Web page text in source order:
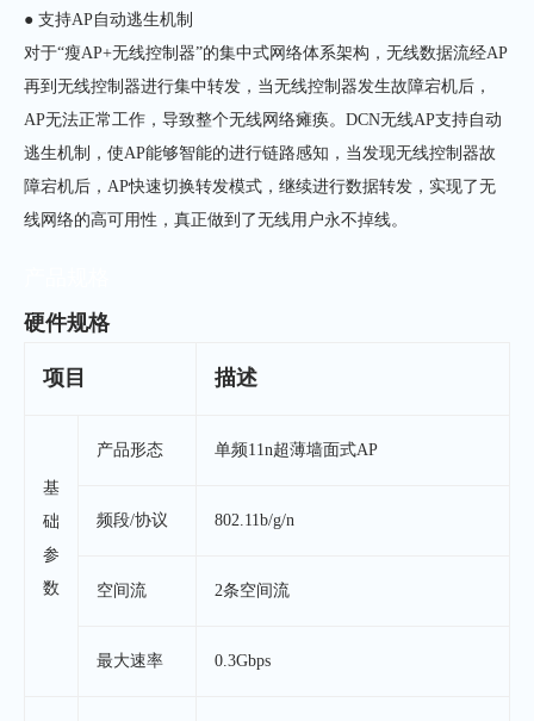
● 支持AP自动逃生机制
对于“瘦AP+无线控制器”的集中式网络体系架构，无线数据流经AP
再到无线控制器进行集中转发，当无线控制器发生故障宕机后，
AP无法正常工作，导致整个无线网络瘫痪。DCN无线AP支持自动
逃生机制，使AP能够智能的进行链路感知，当发现无线控制器故
障宕机后，AP快速切换转发模式，继续进行数据转发，实现了无
线网络的高可用性，真正做到了无线用户永不掉线。
硬件规格
项目 描述
基
础
参
数
产品形态 单频11n超薄墙面式AP
频段/协议 802.11b/g/n
空间流 2条空间流
最大速率 0.3Gbps